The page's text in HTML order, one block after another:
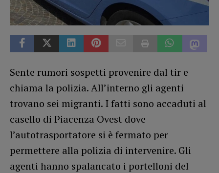
Sente rumori sospetti provenire dal tir e
chiama la polizia. All’interno gli agenti
trovano sei migranti. I fatti sono accaduti al
casello di Piacenza Ovest dove
l’autotrasportatore si è fermato per
permettere alla polizia di intervenire. Gli
agenti hanno spalancato i portelloni del